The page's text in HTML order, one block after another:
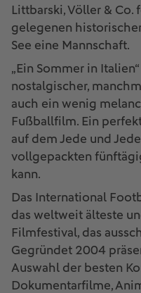
Littbarski, Völler &
gelegenen
See eine Mannschaft.
„Ein Sommer in
nostalgischer,
auch ein wenig
Fußballfilm. Ein
auf dem Jede und
vollgepackten
kann.
Das International
das weltweit älteste
Filmfestival, das
Gegründet 2004
Auswahl der besten
Dokumentarfilme,